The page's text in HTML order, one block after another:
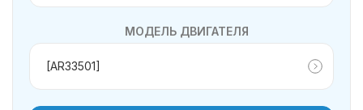
МОДЕЛЬ ДВИГАТЕЛЯ